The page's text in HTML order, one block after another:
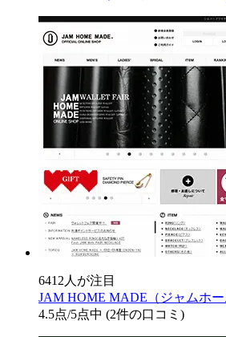
6412人が注目
JAM HOME MADE（ジャムホー
4.5点/5点中 (2件の口コミ)